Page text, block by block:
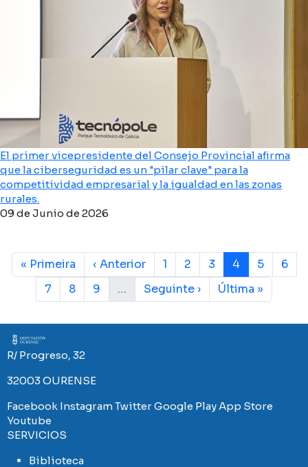
El primer vicepresidente del Consejo Provincial afirma
que la ciberseguridad es un "pilar clave" para la
competitividad empresarial y la igualdad en las zonas
rurales.
09 de Junio de 2026
Paginación
Primera página
« Primeira Página anterior
‹ Anterior Página
1 Página
2 Página
3 Página actual
4 Página
5
6
Página
7 Página
8 Página
9 … Siguiente página
Seguinte › Última página
Última »
Imaxe
R/ Progreso, 32
32003 OURENSE
Facebook InstagramTwitterGoogle Play App Store
Youtube
SERVICIOS
Biblioteca